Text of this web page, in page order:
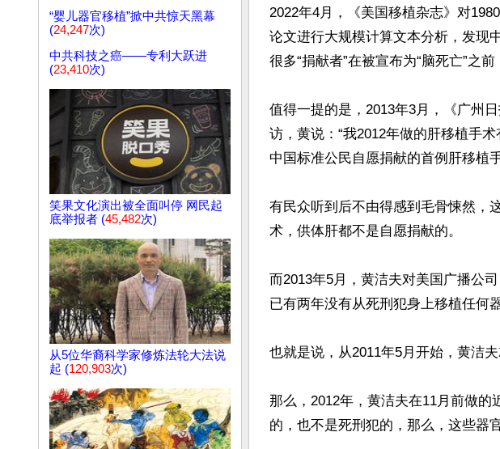
“婴儿器官移植”掀中共惊天黑幕
(24,247次)
中共科技之癌——专利大跃进
(23,410次)
笑果文化演出被全面叫停 网民起
底举报者 (45,482次)
从5位华裔科学家修炼法轮大法说
起 (120,903次)
2022年4月，《美国移植杂志》对
论文进行大规模计算文本分析，发现
很多“捐献者”在被宣布为“脑死亡”之
值得一提的是，2013年3月，《广州
访，黄说：“我2012年做的肝移植手
中国标准公民自愿捐献的首例肝移植
有民众听到后不由得感到毛骨悚然，
术，供体肝都不是自愿捐献的。
而2013年5月，黄洁夫对美国广播公
已有两年没有从死刑犯身上移植任何
也就是说，从2011年5月开始，黄洁
那么，2012年，黄洁夫在11月前做
的，也不是死刑犯的，那么，这些器